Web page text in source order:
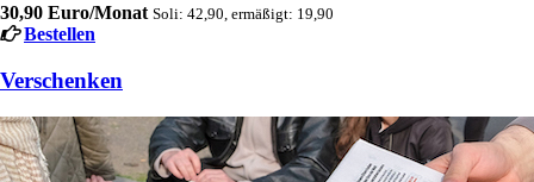
30,90 Euro/Monat Soli: 42,90, ermäßigt: 19,90
Bestellen
Verschenken